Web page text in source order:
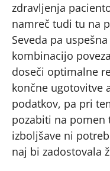
zdravljenja
namreč tudi tu na
Seveda pa
kombinacijo
doseči optimalne
končne ugotovitve
podatkov, pa pri
pozabiti na pomen
izboljšave ni
naj bi zadostovala